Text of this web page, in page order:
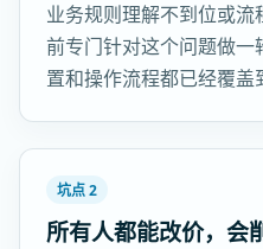
业务规则理解不到位或
前专门针对这个问题做
置和操作流程都已经覆盖
坑点 2
所有人都能改价，会